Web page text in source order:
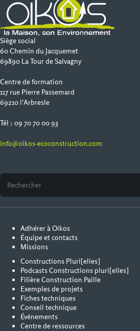
Siège social
60 Chemin du Jacquemet
69890 La Tour de Salvagny
Centre de formation
117 rue Pierre Passemard
69210 l'Arbresle
Tél : 09 70 70 00 93
info@oikos-ecoconstruction.com
Adhérer à Oïkos
Équipe et contacts
Missions
Constructions Pluri[elles]
Podcasts Constructions pluri[elles]
Filière Construction Paille
Exemples de projets
Fiches techniques
Conseil technique
Événements
Centre de ressources